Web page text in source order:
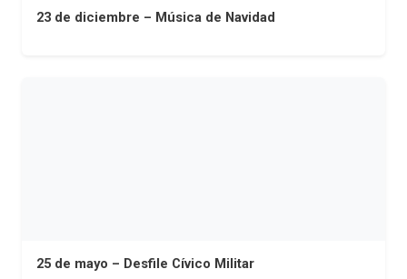
23 de diciembre – Música de Navidad
25 de mayo – Desfile Cívico Militar